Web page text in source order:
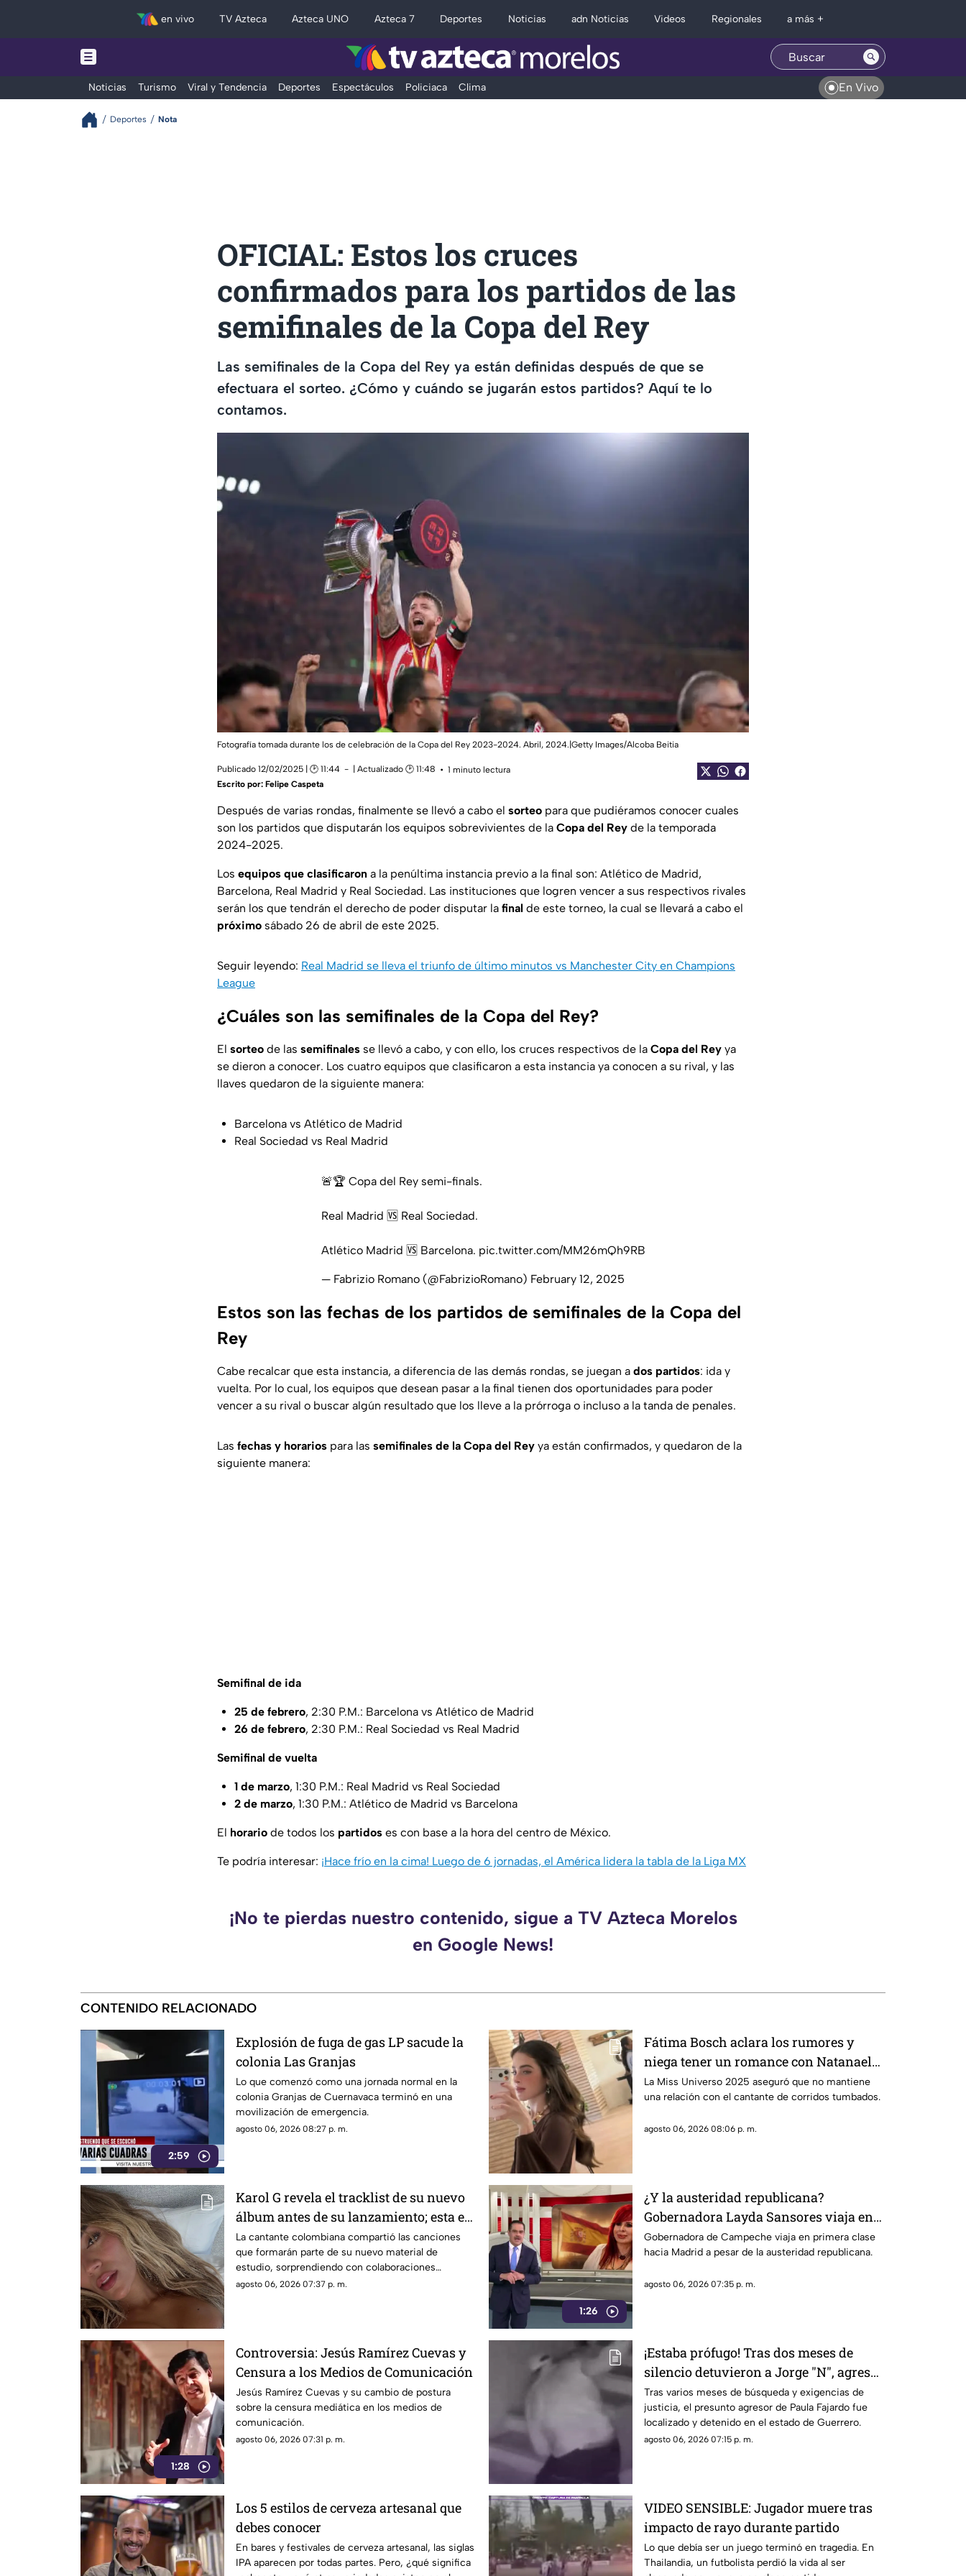
en vivo TV Azteca Azteca UNO Azteca 7 Deportes Noticias adn Noticias Videos Regionales a más +
Noticias Turismo Viral y Tendencia Deportes Espectáculos Policiaca Clima En Vivo
Deportes Nota
OFICIAL: Estos los cruces
confirmados para los partidos de las
semifinales de la Copa del Rey
Las semifinales de la Copa del Rey ya están definidas después de que se
efectuara el sorteo. ¿Cómo y cuándo se jugarán estos partidos? Aquí te lo
contamos.
Fotografía tomada durante los de celebración de la Copa del Rey 2023-2024. Abril, 2024.|Getty Images/Alcoba Beitia
Publicado 12/02/2025 | 🕑 11:44 | Actualizado 🕑 11:48
1 minuto lectura
Escrito por: Felipe Caspeta
Después de varias rondas, finalmente se llevó a cabo el sorteo para que pudiéramos conocer cuales
son los partidos que disputarán los equipos sobrevivientes de la Copa del Rey de la temporada
2024-2025.
Los equipos que clasificaron a la penúltima instancia previo a la final son: Atlético de Madrid,
Barcelona, Real Madrid y Real Sociedad. Las instituciones que logren vencer a sus respectivos rivales
serán los que tendrán el derecho de poder disputar la final de este torneo, la cual se llevará a cabo el
próximo sábado 26 de abril de este 2025.
Seguir leyendo: Real Madrid se lleva el triunfo de último minutos vs Manchester City en Champions
League
¿Cuáles son las semifinales de la Copa del Rey?
El sorteo de las semifinales se llevó a cabo, y con ello, los cruces respectivos de la Copa del Rey ya
se dieron a conocer. Los cuatro equipos que clasificaron a esta instancia ya conocen a su rival, y las
llaves quedaron de la siguiente manera:
Barcelona vs Atlético de Madrid
Real Sociedad vs Real Madrid
🚨🏆 Copa del Rey semi-finals.
Real Madrid 🆚 Real Sociedad.
Atlético Madrid 🆚 Barcelona. pic.twitter.com/MM26mQh9RB
— Fabrizio Romano (@FabrizioRomano) February 12, 2025
Estos son las fechas de los partidos de semifinales de la Copa del
Rey
Cabe recalcar que esta instancia, a diferencia de las demás rondas, se juegan a dos partidos: ida y
vuelta. Por lo cual, los equipos que desean pasar a la final tienen dos oportunidades para poder
vencer a su rival o buscar algún resultado que los lleve a la prórroga o incluso a la tanda de penales.
Las fechas y horarios para las semifinales de la Copa del Rey ya están confirmados, y quedaron de la
siguiente manera:
Semifinal de ida
25 de febrero, 2:30 P.M.: Barcelona vs Atlético de Madrid
26 de febrero, 2:30 P.M.: Real Sociedad vs Real Madrid
Semifinal de vuelta
1 de marzo, 1:30 P.M.: Real Madrid vs Real Sociedad
2 de marzo, 1:30 P.M.: Atlético de Madrid vs Barcelona
El horario de todos los partidos es con base a la hora del centro de México.
Te podría interesar: ¡Hace frío en la cima! Luego de 6 jornadas, el América lidera la tabla de la Liga MX
¡No te pierdas nuestro contenido, sigue a TV Azteca Morelos
en Google News!
CONTENIDO RELACIONADO
2:59
Explosión de fuga de gas LP sacude la
colonia Las Granjas
Lo que comenzó como una jornada normal en la
colonia Granjas de Cuernavaca terminó en una
movilización de emergencia.
agosto 06, 2026 08:27 p. m.
Fátima Bosch aclara los rumores y
niega tener un romance con Natanael
Cano
La Miss Universo 2025 aseguró que no mantiene
una relación con el cantante de corridos tumbados.
agosto 06, 2026 08:06 p. m.
Karol G revela el tracklist de su nuevo
álbum antes de su lanzamiento; esta es
la lista completa
La cantante colombiana compartió las canciones
que formarán parte de su nuevo material de
estudio, sorprendiendo con colaboraciones
internacionales.
agosto 06, 2026 07:37 p. m.
1:26
¿Y la austeridad republicana?
Gobernadora Layda Sansores viaja en
primera clase hacia Madrid
Gobernadora de Campeche viaja en primera clase
hacia Madrid a pesar de la austeridad republicana.
agosto 06, 2026 07:35 p. m.
1:28
Controversia: Jesús Ramírez Cuevas y
Censura a los Medios de Comunicación
Jesús Ramírez Cuevas y su cambio de postura
sobre la censura mediática en los medios de
comunicación.
agosto 06, 2026 07:31 p. m.
¡Estaba prófugo! Tras dos meses de
silencio detuvieron a Jorge "N", agresor
de Paula
Tras varios meses de búsqueda y exigencias de
justicia, el presunto agresor de Paula Fajardo fue
localizado y detenido en el estado de Guerrero.
agosto 06, 2026 07:15 p. m.
Los 5 estilos de cerveza artesanal que
debes conocer
En bares y festivales de cerveza artesanal, las siglas
IPA aparecen por todas partes. Pero, ¿qué significa
VIDEO SENSIBLE: Jugador muere tras
impacto de rayo durante partido
Lo que debía ser un juego terminó en tragedia. En
Thailandia, un futbolista perdió la vida al ser